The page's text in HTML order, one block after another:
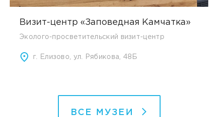
Визит-центр «Заповедная Камчатка»
Эколого-просветительский визит-центр
г. Елизово, ул. Рябикова, 48Б
ВСЕ МУЗЕИ